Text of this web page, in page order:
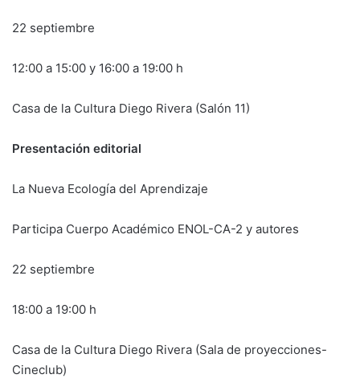
22 septiembre
12:00 a 15:00 y 16:00 a 19:00 h
Casa de la Cultura Diego Rivera (Salón 11)
Presentación editorial
La Nueva Ecología del Aprendizaje
Participa Cuerpo Académico ENOL-CA-2 y autores
22 septiembre
18:00 a 19:00 h
Casa de la Cultura Diego Rivera (Sala de proyecciones-
Cineclub)